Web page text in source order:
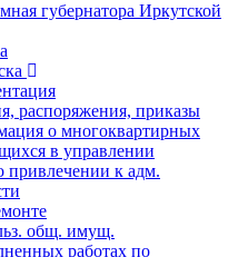
губернатора Иркутской
распоряжения, приказы
о многоквартирных
в управлении
к адм.
общ. имущ.
работах по